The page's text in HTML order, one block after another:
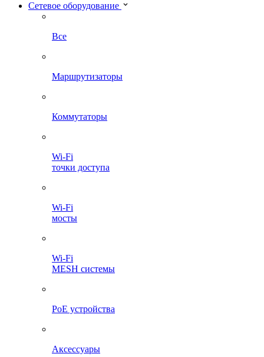
Сетевое оборудование
Все
Маршрутизаторы
Коммутаторы
Wi-Fi
точки доступа
Wi-Fi
мосты
Wi-Fi
MESH системы
PoE устройства
Аксессуары